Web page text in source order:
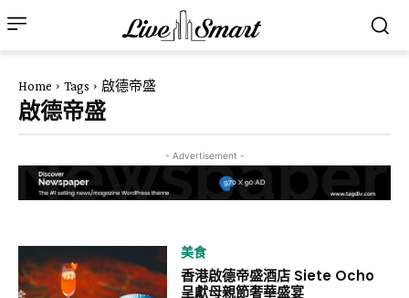
Home Tags 啟德帝盛
啟德帝盛
- Advertisement -
美食
香港啟德帝盛酒店 Siete Ocho
呈獻母親節奢華盛宴